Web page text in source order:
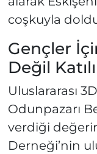
coşkuyla
Gençler
Değil
Uluslararası
Odunpazarı
verdiği
Derneği’nin